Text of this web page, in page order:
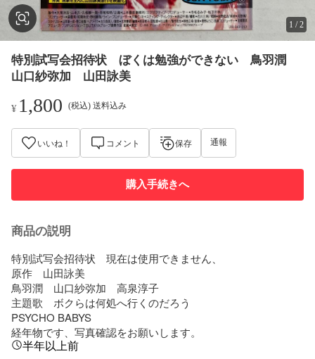
1 /2
特別試写会招待状 ぼくは勉強ができない 鳥羽潤
山口紗弥加 山田詠美
¥ 1,800 (税込) 送料込み
いいね！ コメント 保存 通報
購入手続きへ
商品の説明
特別試写会招待状　現在は使用できません、
原作　山田詠美
鳥羽潤　山口紗弥加　高泉淳子
主題歌　ボクらは何処へ行くのだろう
PSYCHO BABYS
経年物です、写真確認をお願いします。
半年以上前